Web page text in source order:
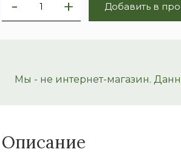
Добавить в
Мы - не интернет-магазин.
Описание